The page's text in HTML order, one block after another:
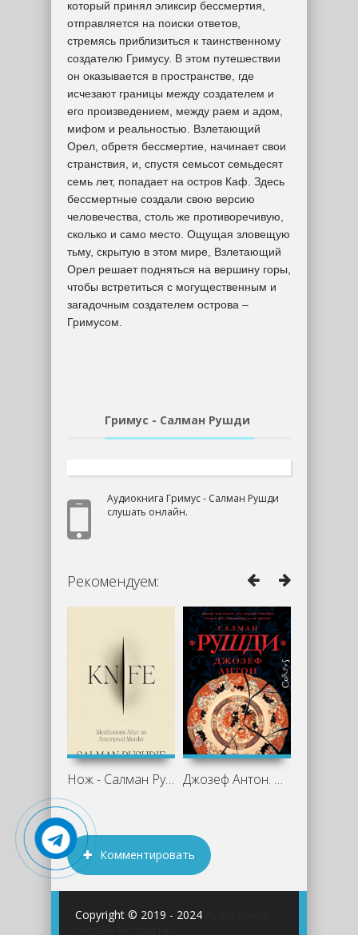
который принял эликсир бессмертия,
отправляется на поиски ответов,
стремясь приблизиться к таинственному
создателю Гримусу. В этом путешествии
он оказывается в пространстве, где
исчезают границы между создателем и
его произведением, между раем и адом,
мифом и реальностью. Взлетающий
Орел, обретя бессмертие, начинает свои
странствия, и, спустя семьсот семьдесят
семь лет, попадает на остров Каф. Здесь
бессмертные создали свою версию
человечества, столь же противоречивую,
сколько и само место. Ощущая зловещую
тьму, скрытую в этом мире, Взлетающий
Орел решает подняться на вершину горы,
чтобы встретиться с могущественным и
загадочным создателем острова –
Гримусом.
Гримус - Салман Рушди
Аудиокнига Гримус - Салман Рушди
слушать онлайн.
Рекомендуем:
Нож - Салман Рушди Джозеф Антон. Мемуары - Салман Рушди
Комментировать
Copyright © 2019 - 2024